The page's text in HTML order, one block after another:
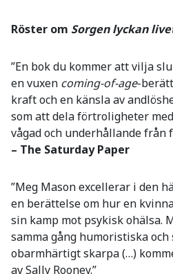
Röster om Sorgen lyckan
”En bok du kommer att vilja
en vuxen coming-of-age-
kraft och en känsla av
som att dela förtroligheter
vågad och underhållande från
– The Saturday Paper
”Meg Mason excellerar i den
en berättelse om hur en
sin kamp mot psykisk ohälsa.
samma gång humoristiska
obarmhärtigt skarpa (…)
av Sally Rooney.”